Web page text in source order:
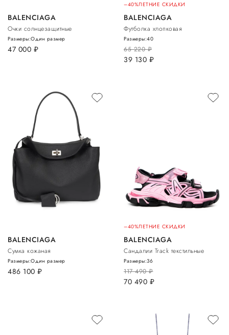
BALENCIAGA
Очки солнцезащитные
47 000 руб.
Размеры:Один размер
–40%ЛЕТНИЕ СКИДКИ
BALENCIAGA
Футболка хлопковая
65 220руб.
39 130 руб.
Размеры:40
BALENCIAGA
Сумка кожаная
486 100 руб.
Размеры:Один размер
–40%ЛЕТНИЕ СКИДКИ
BALENCIAGA
Сандалии Track текстильные
117 490руб.
70 490 руб.
Размеры:36